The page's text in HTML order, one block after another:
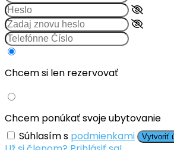
Chcem si len rezervovať
Chcem ponúkať svoje ubytovanie
Súhlasím s podmienkami Vytvoriť